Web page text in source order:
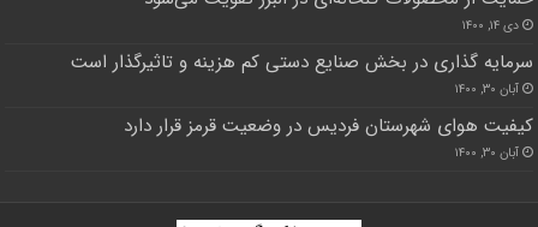
دی ۱۴, ۱۴۰۰
سرمایه گذاری در بخش صنایع دستی کم هزینه و تاثیرگذار است
آبان ۳۰, ۱۴۰۰
کیفیت هوای شهرستان فردیس در وضعیت قرمز قرار دارد
آبان ۳۰, ۱۴۰۰